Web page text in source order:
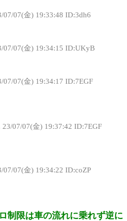
07/07(金) 19:33:48 ID:3dh6
07/07(金) 19:34:15 ID:UKyB
07/07(金) 19:34:17 ID:7EGF
23/07/07(金) 19:37:42 ID:7EGF
07/07(金) 19:34:22 ID:coZP
制限は車の流れに乗れず逆に